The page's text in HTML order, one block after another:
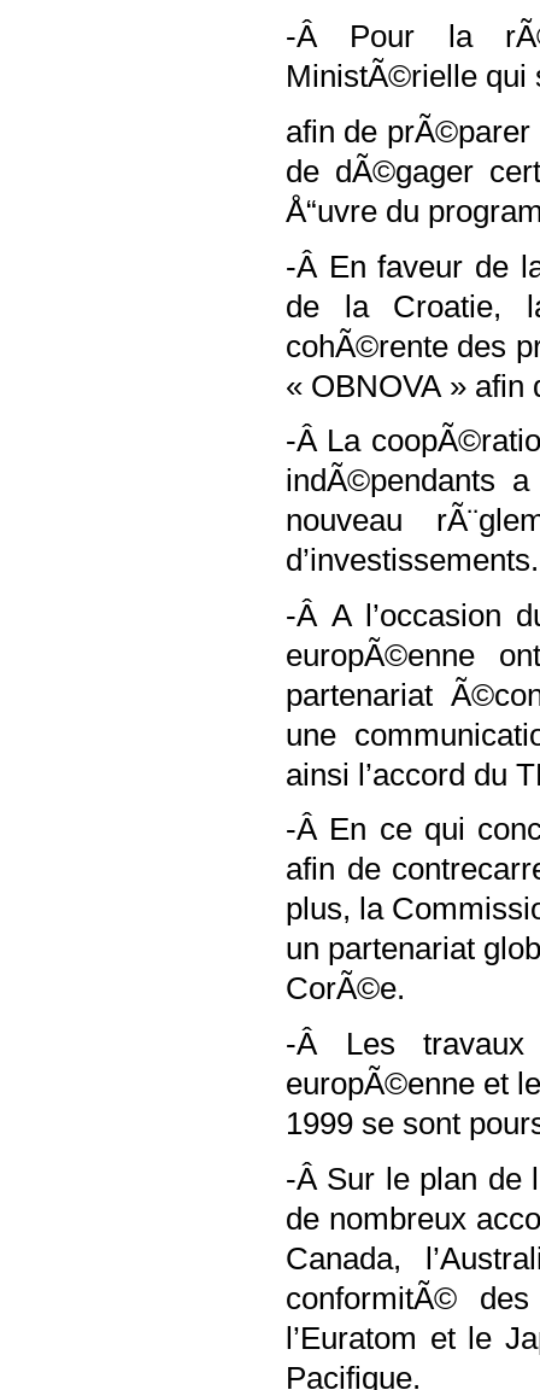
-Â Pour la
MinistÃ©rielle qui
afin de prÃ©parer
de dÃ©gager
Å“uvre du
-Â En faveur de
de la Croatie,
cohÃ©rente des
« OBNOVA » afin
-Â La
indÃ©pendants
nouveau
d’investissements.
-Â A l’occasion
europÃ©enne
partenariat
une
ainsi l’accord du
-Â En ce qui
afin de
plus, la
un partenariat
CorÃ©e.
-Â Les travaux
europÃ©enne et
1999 se sont
-Â Sur le plan de
de nombreux
Canada,
conformitÃ©
l’Euratom et le
Pacifique.